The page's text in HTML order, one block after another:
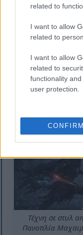
related to
I want to allow
related to
I want to allow
related to
functionality
user protection.
CONFIRM
Fan art σε στυλ
Knife να
φωτισμένα
Κάντε κλικ ή
Τέχνη σε στυλ
Πανοπλία